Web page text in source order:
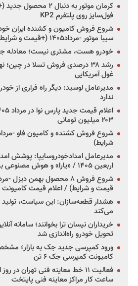
فول‌سایز روی پلتفرم KP2
شروع فروش کامیون و کشنده ایران
سیبا موتور -مرداد۱۴۰۵ (+قیمت و شرایط)
خودرو هست، مشتری نیست؛ معادله
رشد ۳۸ درصدی فروش تسلا در
غول آمریکایی
مدیرعامل لوسید: دیگر راه فراری از
ندارد
۲۰۳ میلیون تومانی
شرایط)
اربعین ۱۴۰۵ / «یارا» و هوش مصنوعی به خدمت زائران آمد
قیمت و شرایط) / اعلام قیمت کامیونت فورس ۳.۸
هشدار قطعه‌سازان: این سیاست، تولید و
می‌کند
خریداران نیسان ترا بخوانند؛ سامانه
تحویل خودرو راه‌اندازی شد
ورود کمپرسی جدید جک به بازار؛
کامیونت کمپرسی جک ۶ تن
فعالیت ۱۱ خط معاینه فنی تهران
ساعت کار مراکز معاینه فنی پایتخت